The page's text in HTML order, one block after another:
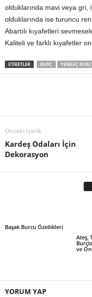
olduklarında mavi veya gri,
olduklarında ise turuncu
Abartılı kıyafetleri
Kaliteli ve farklı kıyafetler
ETIKETLER BURÇ YENGEÇ
Önceki İçerik
Kardeş Odaları İçin
Dekorasyon
Başak Burcu Özellikleri
Ateş,
ve
YORUM YAP